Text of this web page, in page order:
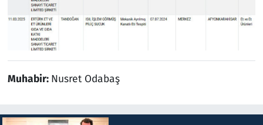
Muhabir: Nusret Odabaş